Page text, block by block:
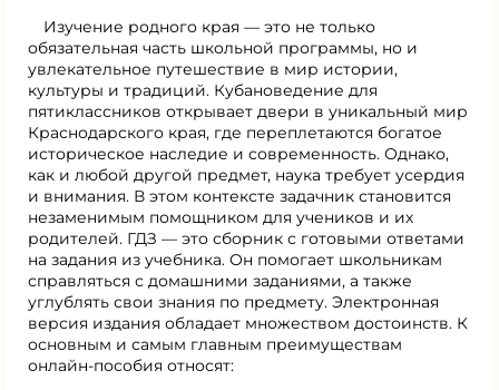
Изучение родного края — это не только
обязательная часть школьной программы, но и
увлекательное путешествие в мир истории,
культуры и традиций. Кубановедение для
пятиклассников открывает двери в уникальный мир
Краснодарского края, где переплетаются богатое
историческое наследие и современность. Однако,
как и любой другой предмет, наука требует усердия
и внимания. В этом контексте задачник становится
незаменимым помощником для учеников и их
родителей. ГДЗ — это сборник с готовыми ответами
на задания из учебника. Он помогает школьникам
справляться с домашними заданиями, а также
углублять свои знания по предмету. Электронная
версия издания обладает множеством достоинств. К
основным и самым главным преимуществам
онлайн-пособия относят: